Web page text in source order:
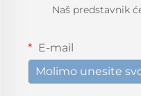
Naš predstavnik
E-mail